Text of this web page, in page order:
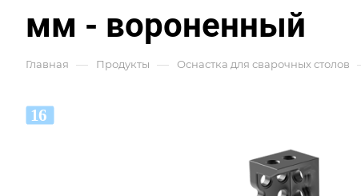
мм - вороненный
Главная — Продукты — Оснастка для сварочных столов